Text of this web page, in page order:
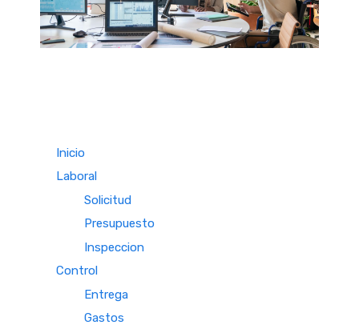
Inicio
Laboral
Solicitud
Presupuesto
Inspeccion
Control
Entrega
Gastos